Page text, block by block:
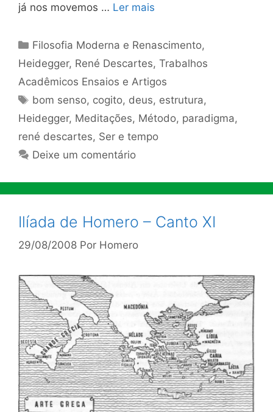
já nos movemos … Ler mais
Categorias
Filosofia Moderna e Renascimento,
Heidegger, René Descartes, Trabalhos
Acadêmicos Ensaios e Artigos
Tags
bom senso, cogito, deus, estrutura,
Heidegger, Meditações, Método, paradigma,
rené descartes, Ser e tempo
Deixe um comentário
Ilíada de Homero – Canto XI
29/08/2008 Por Homero